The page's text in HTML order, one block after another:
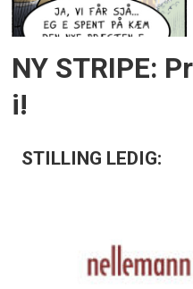
NY STRIPE:
i!
STILLING LEDIG: